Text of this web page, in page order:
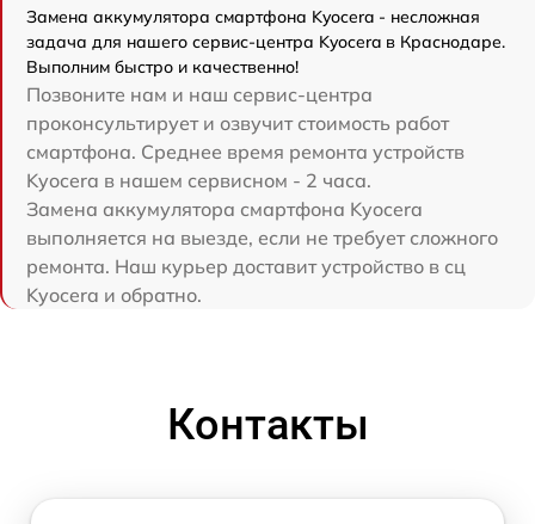
Замена аккумулятора смартфона Kyocera - несложная
задача для нашего сервис-центра Kyocera в Краснодаре.
Выполним быстро и качественно!
Позвоните нам и наш сервис-центра
проконсультирует и озвучит стоимость работ
смартфона. Среднее время ремонта устройств
Kyocera в нашем сервисном - 2 часа.
Замена аккумулятора смартфона Kyocera
выполняется на выезде, если не требует сложного
ремонта. Наш курьер доставит устройство в сц
Kyocera и обратно.
Контакты